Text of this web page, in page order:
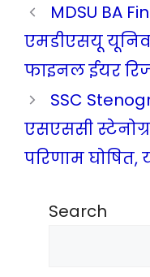
MDSU BA
एमडीएसयू
फाइनल ईयर
SSC
एसएससी
परिणाम
Search